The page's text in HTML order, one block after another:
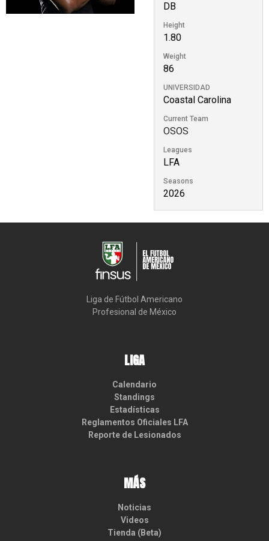
DB
Height
1.80
Weight
86
UNIVERSIDAD
Coastal Carolina
Current Team
OSOS
Leagues
LFA
Seasons
2026
Liga de Fútbol Americano
Profesional de México
LIGA
Calendario
Standings
Estadísticas
Reglamentos Oficiales LFA
Reporte de Lesionados
MÁS
Noticias
Videos
Tienda (Beta)